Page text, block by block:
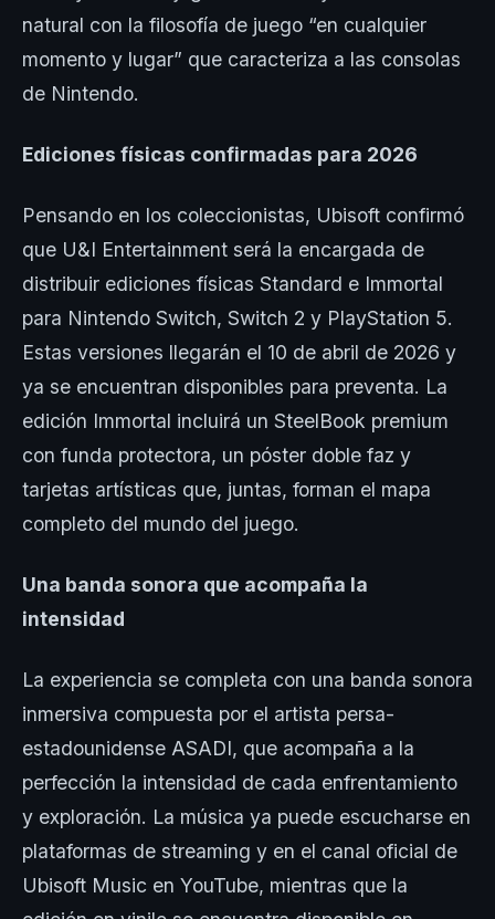
natural con la filosofía de juego “en cualquier
momento y lugar” que caracteriza a las consolas
de Nintendo.
Ediciones físicas confirmadas para 2026
Pensando en los coleccionistas, Ubisoft confirmó
que U&I Entertainment será la encargada de
distribuir ediciones físicas Standard e Immortal
para Nintendo Switch, Switch 2 y PlayStation 5.
Estas versiones llegarán el 10 de abril de 2026 y
ya se encuentran disponibles para preventa. La
edición Immortal incluirá un SteelBook premium
con funda protectora, un póster doble faz y
tarjetas artísticas que, juntas, forman el mapa
completo del mundo del juego.
Una banda sonora que acompaña la
intensidad
La experiencia se completa con una banda sonora
inmersiva compuesta por el artista persa-
estadounidense ASADI, que acompaña a la
perfección la intensidad de cada enfrentamiento
y exploración. La música ya puede escucharse en
plataformas de streaming y en el canal oficial de
Ubisoft Music en YouTube, mientras que la